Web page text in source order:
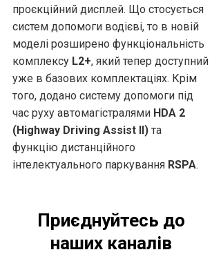
проєкційний дисплей. Що стосується
систем допомоги водієві, то в новій
моделі розширено функціональність
комплексу L2+, який тепер доступний
уже в базових комплектаціях. Крім
того, додано систему допомоги під
час руху автомагістралями HDA 2
(Highway Driving Assist II) та
функцію дистанційного
інтелектуального паркування RSPA.
Приєднуйтесь до
наших каналів